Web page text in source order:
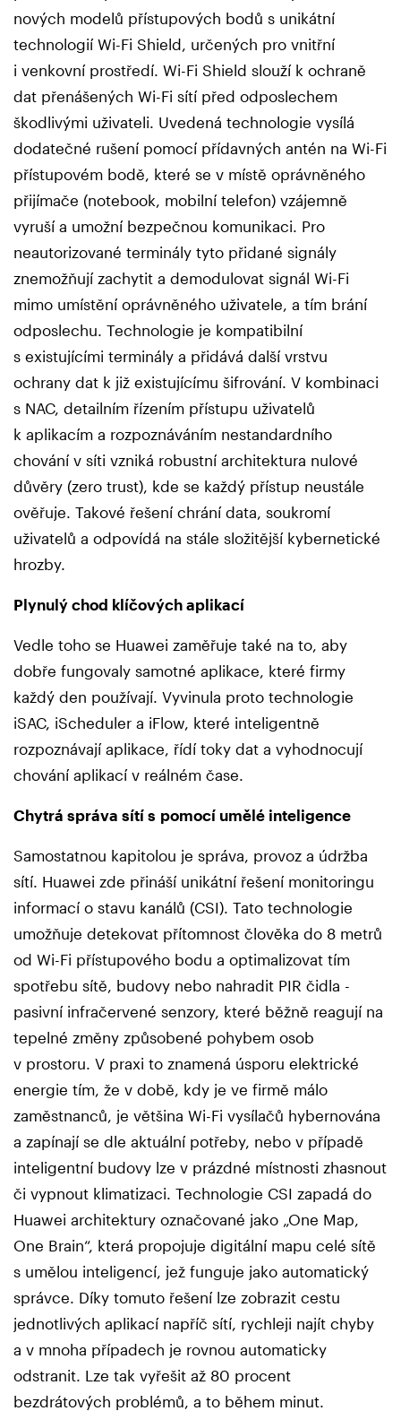
nových modelů přístupových bodů s unikátní
technologií Wi-Fi Shield, určených pro vnitřní
i venkovní prostředí. Wi-Fi Shield slouží k ochraně
dat přenášených Wi-Fi sítí před odposlechem
škodlivými uživateli. Uvedená technologie vysílá
dodatečné rušení pomocí přídavných antén na Wi-Fi
přístupovém bodě, které se v místě oprávněného
přijímače (notebook, mobilní telefon) vzájemně
vyruší a umožní bezpečnou komunikaci. Pro
neautorizované terminály tyto přidané signály
znemožňují zachytit a demodulovat signál Wi-Fi
mimo umístění oprávněného uživatele, a tím brání
odposlechu. Technologie je kompatibilní
s existujícími terminály a přidává další vrstvu
ochrany dat k již existujícímu šifrování. V kombinaci
s NAC, detailním řízením přístupu uživatelů
k aplikacím a rozpoznáváním nestandardního
chování v síti vzniká robustní architektura nulové
důvěry (zero trust), kde se každý přístup neustále
ověřuje. Takové řešení chrání data, soukromí
uživatelů a odpovídá na stále složitější kybernetické
hrozby.
Plynulý chod klíčových aplikací
Vedle toho se Huawei zaměřuje také na to, aby
dobře fungovaly samotné aplikace, které firmy
každý den používají. Vyvinula proto technologie
iSAC, iScheduler a iFlow, které inteligentně
rozpoznávají aplikace, řídí toky dat a vyhodnocují
chování aplikací v reálném čase.
Chytrá správa sítí s pomocí umělé inteligence
Samostatnou kapitolou je správa, provoz a údržba
sítí. Huawei zde přináší unikátní řešení monitoringu
informací o stavu kanálů (CSI). Tato technologie
umožňuje detekovat přítomnost člověka do 8 metrů
od Wi-Fi přístupového bodu a optimalizovat tím
spotřebu sítě, budovy nebo nahradit PIR čidla -
pasivní infračervené senzory, které běžně reagují na
tepelné změny způsobené pohybem osob
v prostoru. V praxi to znamená úsporu elektrické
energie tím, že v době, kdy je ve firmě málo
zaměstnanců, je většina Wi-Fi vysílačů hybernována
a zapínají se dle aktuální potřeby, nebo v případě
inteligentní budovy lze v prázdné místnosti zhasnout
či vypnout klimatizaci. Technologie CSI zapadá do
Huawei architektury označované jako „One Map,
One Brain“, která propojuje digitální mapu celé sítě
s umělou inteligencí, jež funguje jako automatický
správce. Díky tomuto řešení lze zobrazit cestu
jednotlivých aplikací napříč sítí, rychleji najít chyby
a v mnoha případech je rovnou automaticky
odstranit. Lze tak vyřešit až 80 procent
bezdrátových problémů, a to během minut.